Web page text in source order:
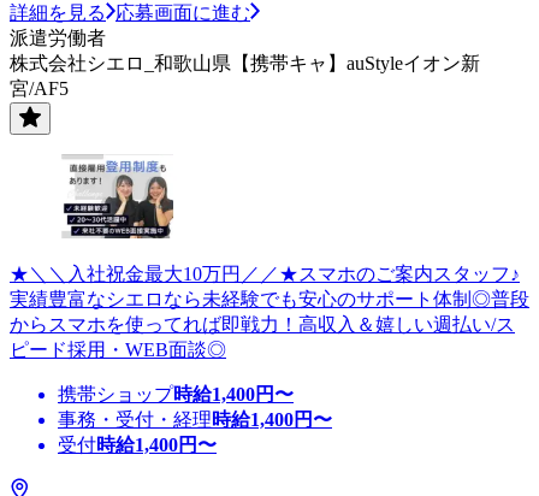
詳細を見る
応募画面に進む
派遣労働者
株式会社シエロ_和歌山県【携帯キャ】auStyleイオン新
宮/AF5
★＼＼入社祝金最大10万円／／★スマホのご案内スタッフ♪
実績豊富なシエロなら未経験でも安心のサポート体制◎普段
からスマホを使ってれば即戦力！高収入＆嬉しい週払い/ス
ピード採用・WEB面談◎
携帯ショップ時給1,400円〜
事務・受付・経理時給1,400円〜
受付時給1,400円〜